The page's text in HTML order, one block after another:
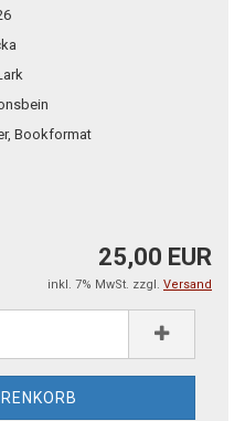
Bookformat
25,00 EUR
inkl. 7% MwSt. zzgl. Versand